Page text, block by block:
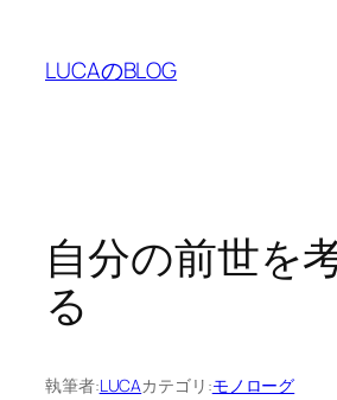
LUCAのBLOG
自分の前世を
る
執筆者:LUCAカテゴリ:モノローグ